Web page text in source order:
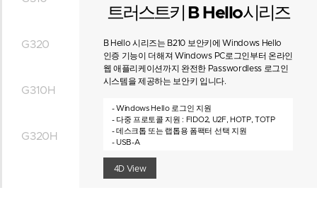
G320
G310H
G320H
트러스트키 B Hello시리즈
B Hello 시리즈는 B210 보안키에 Windows Hello
인증 기능이 더해져 Windows PC로그인부터 온라인
웹 애플리케이션까지 완전한 Passwordless 로그인
시스템을 제공하는 보안키 입니다.
- Windows Hello 로그인 지원
- 다중 프로토콜 지원 : FIDO2, U2F, HOTP, TOTP
- 데스크톱 또는 랩톱용 폼팩터 선택 지원
- USB-A
4D View